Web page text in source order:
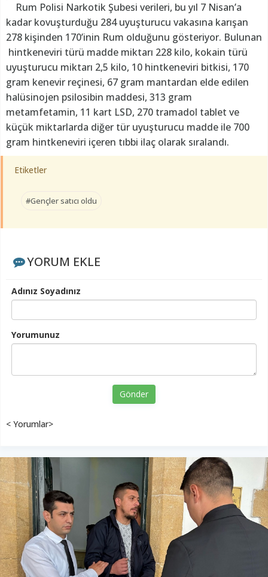
Rum Polisi Narkotik Şubesi verileri, bu yıl 7 Nisan’a
kadar kovuşturduğu 284 uyuşturucu vakasına karışan
278 kişinden 170’inin Rum olduğunu gösteriyor. Bulunan
hintkeneviri türü madde miktarı 228 kilo, kokain türü
uyuşturucu miktarı 2,5 kilo, 10 hintkeneviri bitkisi, 170
gram kenevir reçinesi, 67 gram mantardan elde edilen
halüsinojen psilosibin maddesi, 313 gram
metamfetamin, 11 kart LSD, 270 tramadol tablet ve
küçük miktarlarda diğer tür uyuşturucu madde ile 700
gram hintkeneviri içeren tıbbi ilaç olarak sıralandı.
Etiketler
#Gençler satıcı oldu
YORUM EKLE
Adınız Soyadınız
Yorumunuz
Gönder
< Yorumlar>